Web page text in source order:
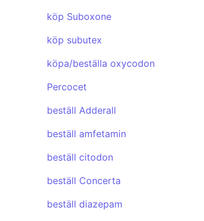
köp Suboxone
köp subutex
köpa/beställa oxycodon
Percocet
beställ Adderall
beställ amfetamin
beställ citodon
beställ Concerta
beställ diazepam